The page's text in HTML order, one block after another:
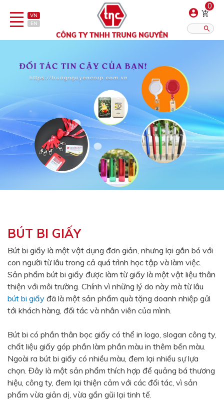
VN
EN
0
Bút
Bật lửa
Đồ sứ quà tặng
Bình/ca giữ nhiệt
Dây đeo & Phụ kiện
Màu sắc
Đỏ
Đen
Xanh ngọc
Xanh lá
Cam
Vàng
Hồng
Tím
Xanh dương
Xám
Xanh lục
Vàng kem
Trắng
Bạc - Bạc
Xanh dương - Bạc
Xanh lá - Bạc
BÚT BI GIẤY
Bút bi giấy là một vật dụng đơn giản, nhưng lại gắn bó với
con người từ lâu trong cả quá trình học tập và làm việc.
Sản phẩm bút bi giấy được làm từ giấy là một vật liệu thân
thiện với môi trường. Chính vì những lý do này mà từ lâu
bút bi giấy đã là một sản phẩm quà tặng doanh nhiệp gửi
tới khách hàng, đối tác và nhân viên của mình.
Bút bi có phần thân bọc giấy có thể in logo, slogan công ty,
chất liệu giấy góp phần làm phần màu in thêm bền màu.
Ngoài ra bút bi giấy có nhiều màu, đem lại nhiều sự lựa
chọn. Đây là một sản phẩm thích hợp để quảng bá thương
hiệu, công ty, đem lại thiện cảm với các đối tác, vì sản
phẩm vừa giản dị, vừa gần gũi lại tinh tế.